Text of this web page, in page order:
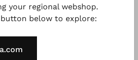
€ 131,00
€ 219,00
your regional webshop.
below to explore: